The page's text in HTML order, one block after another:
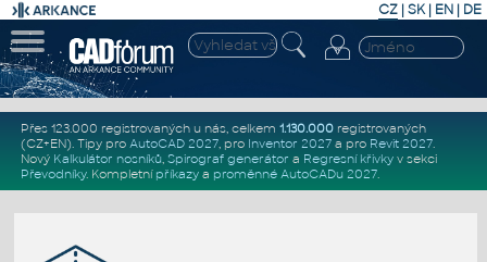
CZ | SK| EN | DE
Přes 123.000 registrovaných u nás, celkem 1.130.000registrovaných
(CZ+EN). Tipy pro AutoCAD 2027, pro Inventor 2027a pro Revit 2027.
Nový Kalkulátor nosníků, Spirograf generátor a Regresní křivkyv sekci
Převodníky. Kompletní příkazya proměnné AutoCADu 2027.